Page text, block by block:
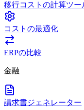
移行コストの計算ツー
コストの最適化
ERPの比較
金融
請求書ジェネレーター